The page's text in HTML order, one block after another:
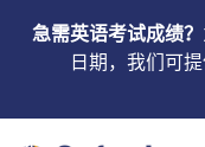
急需英语考试成绩？
日期，我们可